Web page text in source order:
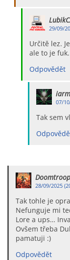
29/09/
Určitě lez.
ale to je
Odpovědět
07/
Tak sem
28/09/2025
Tak tohle je
Nefunguje mi
Lore a ups…
Ovšem třeba
pamatuji :)
Odpovědět